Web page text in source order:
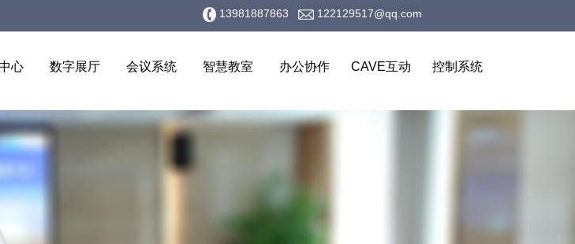
13981887863 122129517@qq.com
心 数字展厅 会议系统 智慧教室 办公协作 CAVE互动 控制系统